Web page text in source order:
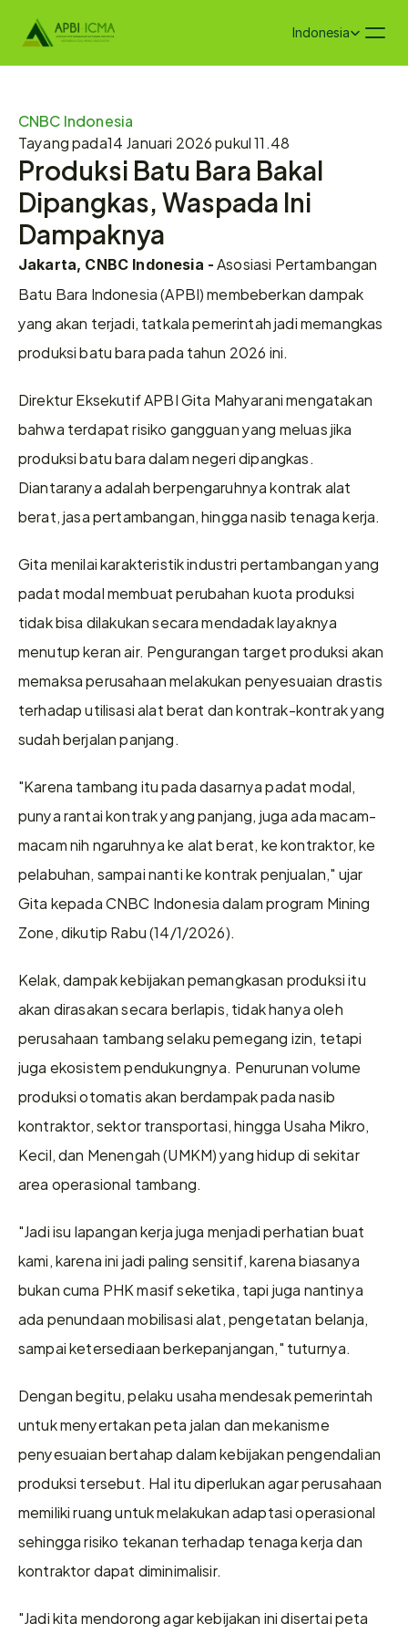
Select Language
Indonesia
CNBC Indonesia
Tayang pada14 Januari 2026 pukul 11.48
Produksi Batu Bara Bakal
Dipangkas, Waspada Ini
Dampaknya
Jakarta, CNBC Indonesia - Asosiasi Pertambangan
Batu Bara Indonesia (APBI) membeberkan dampak
yang akan terjadi, tatkala pemerintah jadi memangkas
produksi batu bara pada tahun 2026 ini.
Direktur Eksekutif APBI Gita Mahyarani mengatakan
bahwa terdapat risiko gangguan yang meluas jika
produksi batu bara dalam negeri dipangkas.
Diantaranya adalah berpengaruhnya kontrak alat
berat, jasa pertambangan, hingga nasib tenaga kerja.
Gita menilai karakteristik industri pertambangan yang
padat modal membuat perubahan kuota produksi
tidak bisa dilakukan secara mendadak layaknya
menutup keran air. Pengurangan target produksi akan
memaksa perusahaan melakukan penyesuaian drastis
terhadap utilisasi alat berat dan kontrak-kontrak yang
sudah berjalan panjang.
"Karena tambang itu pada dasarnya padat modal,
punya rantai kontrak yang panjang, juga ada macam-
macam nih ngaruhnya ke alat berat, ke kontraktor, ke
pelabuhan, sampai nanti ke kontrak penjualan," ujar
Gita kepada CNBC Indonesia dalam program Mining
Zone, dikutip Rabu (14/1/2026).
Kelak, dampak kebijakan pemangkasan produksi itu
akan dirasakan secara berlapis, tidak hanya oleh
perusahaan tambang selaku pemegang izin, tetapi
juga ekosistem pendukungnya. Penurunan volume
produksi otomatis akan berdampak pada nasib
kontraktor, sektor transportasi, hingga Usaha Mikro,
Kecil, dan Menengah (UMKM) yang hidup di sekitar
area operasional tambang.
"Jadi isu lapangan kerja juga menjadi perhatian buat
kami, karena ini jadi paling sensitif, karena biasanya
bukan cuma PHK masif seketika, tapi juga nantinya
ada penundaan mobilisasi alat, pengetatan belanja,
sampai ketersediaan berkepanjangan," tuturnya.
Dengan begitu, pelaku usaha mendesak pemerintah
untuk menyertakan peta jalan dan mekanisme
penyesuaian bertahap dalam kebijakan pengendalian
produksi tersebut. Hal itu diperlukan agar perusahaan
memiliki ruang untuk melakukan adaptasi operasional
sehingga risiko tekanan terhadap tenaga kerja dan
kontraktor dapat diminimalisir.
"Jadi kita mendorong agar kebijakan ini disertai peta